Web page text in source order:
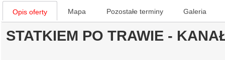
Opis oferty Mapa Pozostałe terminy Galeria
STATKIEM PO TRAWIE -